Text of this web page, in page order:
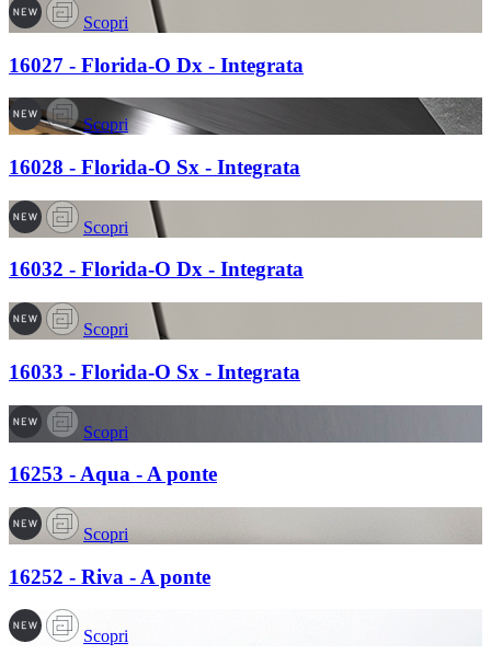
Scopri
16027 - Florida-O Dx - Integrata
Scopri
16028 - Florida-O Sx - Integrata
Scopri
16032 - Florida-O Dx - Integrata
Scopri
16033 - Florida-O Sx - Integrata
Scopri
16253 - Aqua - A ponte
Scopri
16252 - Riva - A ponte
Scopri